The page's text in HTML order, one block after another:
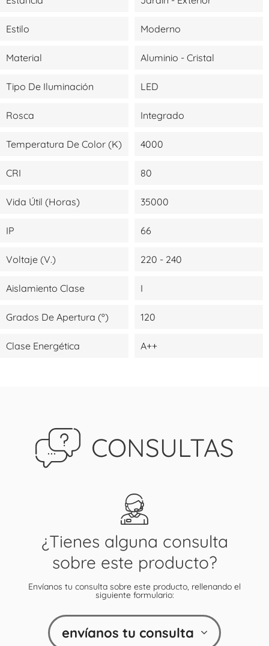
Estilo Moderno
Material Aluminio - Cristal
Tipo De Iluminación LED
Rosca Integrado
Temperatura De Color (K) 4000
CRI 80
Vida Útil (Horas) 35000
IP 66
Voltaje (V.) 220 - 240
Aislamiento Clase I
Grados De Apertura (º) 120
Clase Energética A++
CONSULTAS
¿Tienes alguna consulta
sobre este producto?
Envíanos tu consulta sobre este producto, rellenando el
siguiente formulario:
envíanos tu consulta